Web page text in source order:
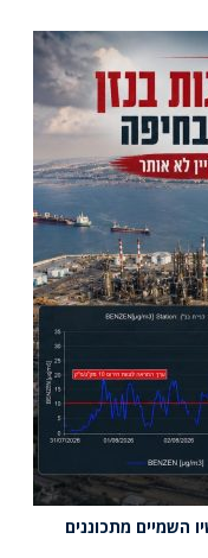
השמיים מתכוננים